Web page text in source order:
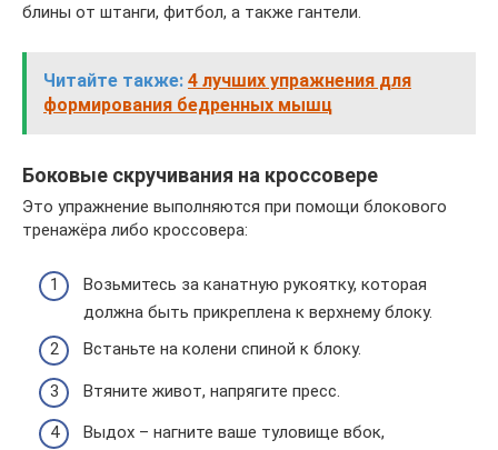
блины от штанги, фитбол, а также гантели.
Читайте также: 4 лучших упражнения для
формирования бедренных мышц
Боковые скручивания на кроссовере
Это упражнение выполняются при помощи блокового
тренажёра либо кроссовера:
Возьмитесь за канатную рукоятку, которая
должна быть прикреплена к верхнему блоку.
Встаньте на колени спиной к блоку.
Втяните живот, напрягите пресс.
Выдох – нагните ваше туловище вбок,